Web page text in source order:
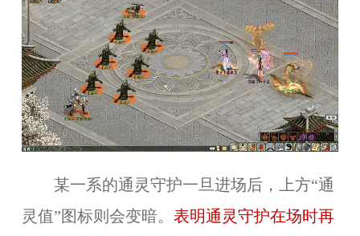
某一系的通灵守护一旦进场后，上方“通
灵值”图标则会变暗。 表明通灵守护在场时再